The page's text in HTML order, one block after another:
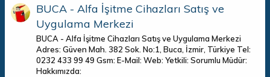
BUCA - Alfa İşitme Cihazları Satış ve
Uygulama Merkezi
BUCA - Alfa İşitme Cihazları Satış ve Uygulama Merkezi
Adres: Güven Mah. 382 Sok. No:1, Buca, İzmir, Türkiye Tel:
0232 433 99 49 Gsm: E-Mail: Web: Yetkili: Sorumlu Müdür:
Hakkımızda: